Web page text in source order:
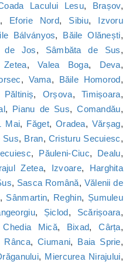
Lacului Lesu, Brașov,
, Eforie Nord, Sibiu, Izvoru
Bálványos, Băile Olănești,
de Jos, Sâmbăta de Sus,
Zetea,Valea Boga, Deva,
, Vama, Băile Homorod,
Păltiniș, Orșova, Timișoara,
, Pianu de Sus,Comandău,
Mai, Făget, Oradea, Vărșag,
Sus, Bran, Cristuru Secuiesc,
, Păuleni-Ciuc, Dealu,
Zetea, Izvoare, Harghita
, Sasca Română, Vălenii de
, Sânmartin, Reghin, Șumuleu
, Șiclod, Scărișoara,
Chedia Mică, Bixad,Cârța,
Rânca,Ciumani, Baia Sprie,
, Miercurea Nirajului,